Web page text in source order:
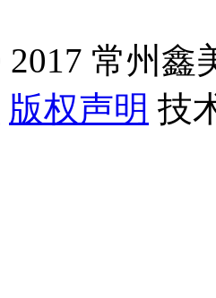
常州
版权声明 技